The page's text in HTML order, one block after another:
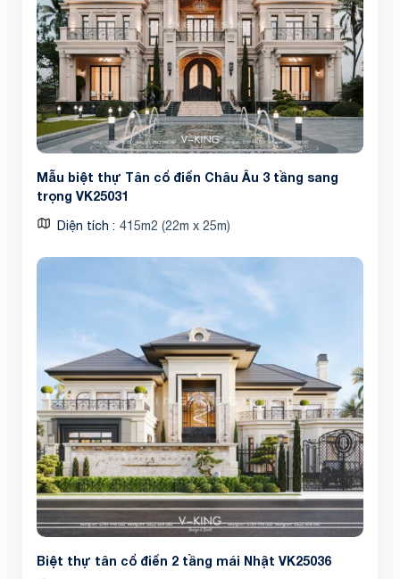
Mẫu biệt thự Tân cổ điển Châu Âu 3 tầng sang
trọng VK25031
Diện tích 415m2 (22m x 25m)
Biệt thự tân cổ điển 2 tầng mái Nhật VK25036